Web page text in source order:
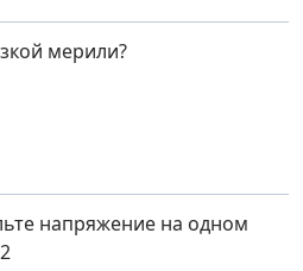
мерили?
напряжение на одном